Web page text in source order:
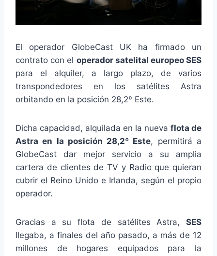
El operador GlobeCast UK ha firmado un
contrato con el operador satelital europeo SES
para el alquiler, a largo plazo, de varios
transpondedores en los satélites Astra
orbitando en la posición 28,2º Este.
Dicha capacidad, alquilada en la nueva flota de
Astra en la posición 28,2º Este, permitirá a
GlobeCast dar mejor servicio a su amplia
cartera de clientes de TV y Radio que quieran
cubrir el Reino Unido e Irlanda, según el propio
operador.
Gracias a su flota de satélites Astra, SES
llegaba, a finales del año pasado, a más de 12
millones de hogares equipados para la